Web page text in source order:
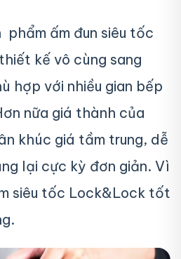
phẩm ấm đun siêu tốc
kế vô cùng sang
hợp với nhiều gian bếp
nữa giá thành của
khúc giá tầm trung, dễ
lại cực kỳ đơn giản. Vì
siêu tốc Lock&Lock tốt